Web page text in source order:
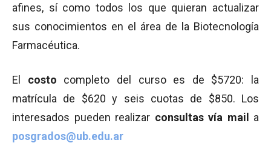
afines, sí como todos los que quieran actualizar
sus conocimientos en el área de la Biotecnología
Farmacéutica.
El costo completo del curso es de $5720: la
matrícula de $620 y seis cuotas de $850. Los
interesados pueden realizar consultas vía mail a
posgrados@ub.edu.ar